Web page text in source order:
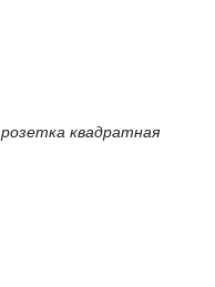
розетка квадратная